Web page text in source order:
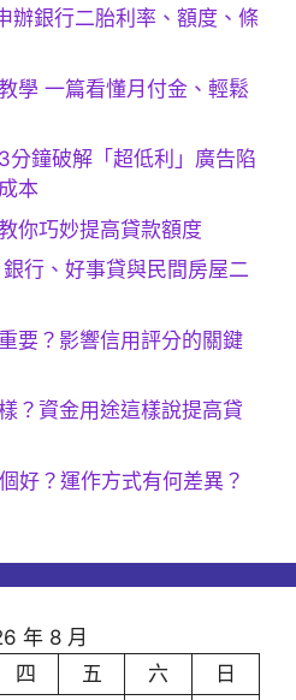
辦銀行二胎利率、額度、條
學 一篇看懂月付金、輕鬆
分鐘破解「超低利」廣告陷
本
你巧妙提高貸款額度
行、好事貸與民間房屋二
要？影響信用評分的關鍵
？資金用途這樣說提高貸
好？運作方式有何差異？
年 8 月
四 五 六
日